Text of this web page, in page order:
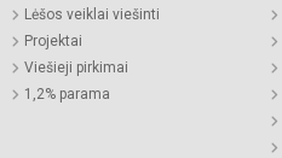
Lėšos veiklai viešinti
Projektai
Viešieji pirkimai
1,2% parama